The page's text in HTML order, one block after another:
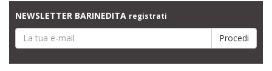
NEWSLETTER BARINEDITA registrati